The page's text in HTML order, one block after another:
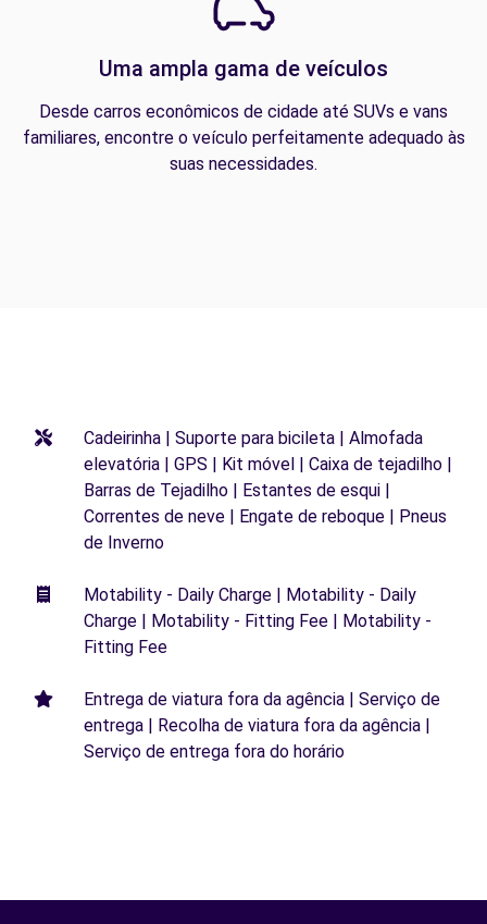
Uma ampla gama de veículos
Desde carros econômicos de cidade até SUVs e vans
familiares, encontre o veículo perfeitamente adequado às
suas necessidades.
Cadeirinha | Suporte para bicileta | Almofada
elevatória | GPS | Kit móvel | Caixa de tejadilho |
Barras de Tejadilho | Estantes de esqui |
Correntes de neve | Engate de reboque | Pneus
de Inverno
Motability - Daily Charge | Motability - Daily
Charge | Motability - Fitting Fee | Motability -
Fitting Fee
Entrega de viatura fora da agência | Serviço de
entrega | Recolha de viatura fora da agência |
Serviço de entrega fora do horário